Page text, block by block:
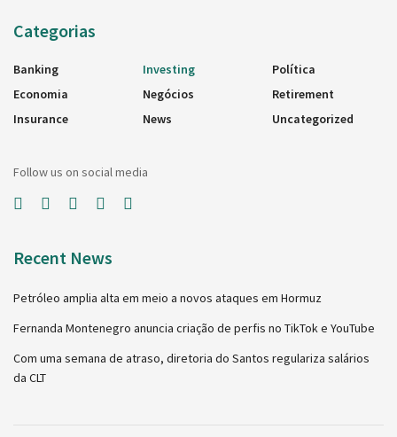
Categorias
Banking
Economia
Insurance
Investing
Negócios
News
Política
Retirement
Uncategorized
Follow us on social media
Recent News
Petróleo amplia alta em meio a novos ataques em Hormuz
Fernanda Montenegro anuncia criação de perfis no TikTok e YouTube
Com uma semana de atraso, diretoria do Santos regulariza salários
da CLT